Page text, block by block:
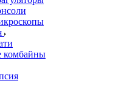
комбайны